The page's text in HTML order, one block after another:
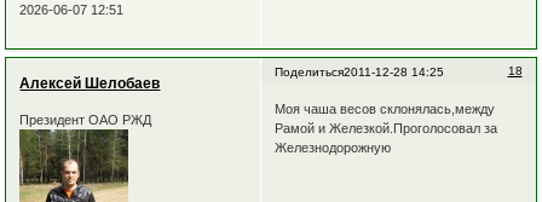
2026-06-07 12:51
Поделиться 18
2011-12-28 14:25
Алексей Шелобаев
Президент ОАО РЖД
Моя чаша весов склонялась,между
Рамой и Железкой.Проголосовал за
Железнодорожную